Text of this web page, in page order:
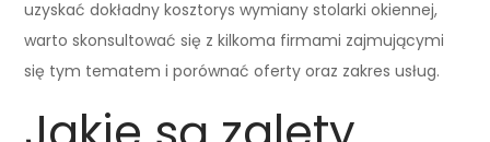
uzyskać dokładny kosztorys wymiany stolarki okiennej,
warto skonsultować się z kilkoma firmami zajmującymi
się tym tematem i porównać oferty oraz zakres usług.